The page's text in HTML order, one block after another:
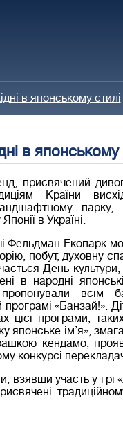
в японському стилі
в японському
присвячений
Країни
в Україні.
Фельдман Екопарк
побут, духовну
День
в народні
всім
програмі «Банзай!».
цієї програми,
японське ім’я»,
кендамо,
конкурсі
взявши участь у грі